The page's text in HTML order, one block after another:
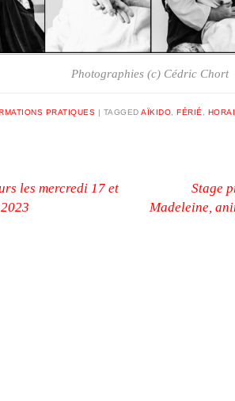
Photographies (c) Cédric Chort
PRATIQUES | TAGGEDAÏKIDO ,FÉRIÉ
les mercredi 17 et
Stage
Madeleine,